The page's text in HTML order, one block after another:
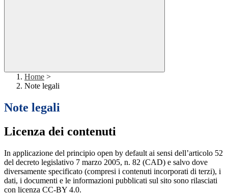
Home >
Note legali
Note legali
Licenza dei contenuti
In applicazione del principio open by default ai sensi dell’articolo 52
del decreto legislativo 7 marzo 2005, n. 82 (CAD) e salvo dove
diversamente specificato (compresi i contenuti incorporati di terzi), i
dati, i documenti e le informazioni pubblicati sul sito sono rilasciati
con licenza CC-BY 4.0.